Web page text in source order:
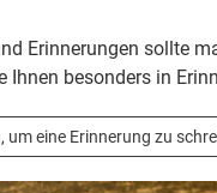
Erinnerungen sollte
Ihnen besonders in
um eine Erinnerung zu